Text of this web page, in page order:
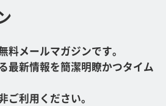
料メールマガジンです。
最新情報を簡潔明瞭かつタイム
ご利用ください。